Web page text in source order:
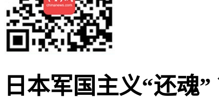
日本军国主义“还魂